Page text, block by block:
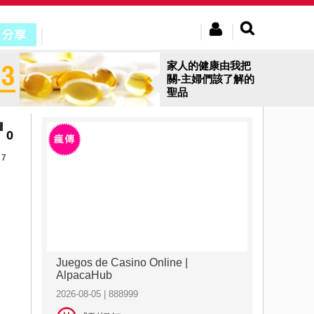
家人的健康由我把
關-主婦們該了解的
聖品
0
7
Juegos de Casino Online |
AlpacaHub
2026-08-05 | 888999